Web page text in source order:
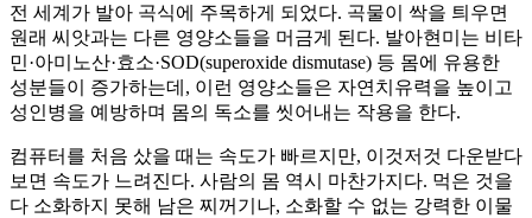
전 세계가 발아 곡식에 주목하게 되었다. 곡물이 싹을 틔우면
원래 씨앗과는 다른 영양소들을 머금게 된다. 발아현미는 비타
민·아미노산·효소·SOD(superoxide dismutase) 등 몸에 유용한
성분들이 증가하는데, 이런 영양소들은 자연치유력을 높이고
성인병을 예방하며 몸의 독소를 씻어내는 작용을 한다.
컴퓨터를 처음 샀을 때는 속도가 빠르지만, 이것저것 다운받다
보면 속도가 느려진다. 사람의 몸 역시 마찬가지다. 먹은 것을
다 소화하지 못해 남은 찌꺼기나, 소화할 수 없는 강력한 이물